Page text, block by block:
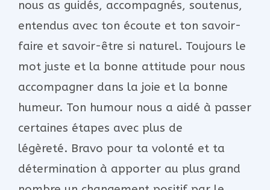
nous as guidés, accompagnés, soutenus,
entendus avec ton écoute et ton savoir-
faire et savoir-être si naturel. Toujours le
mot juste et la bonne attitude pour nous
accompagner dans la joie et la bonne
humeur. Ton humour nous a aidé à passer
certaines étapes avec plus de
légèreté. Bravo pour ta volonté et ta
détermination à apporter au plus grand